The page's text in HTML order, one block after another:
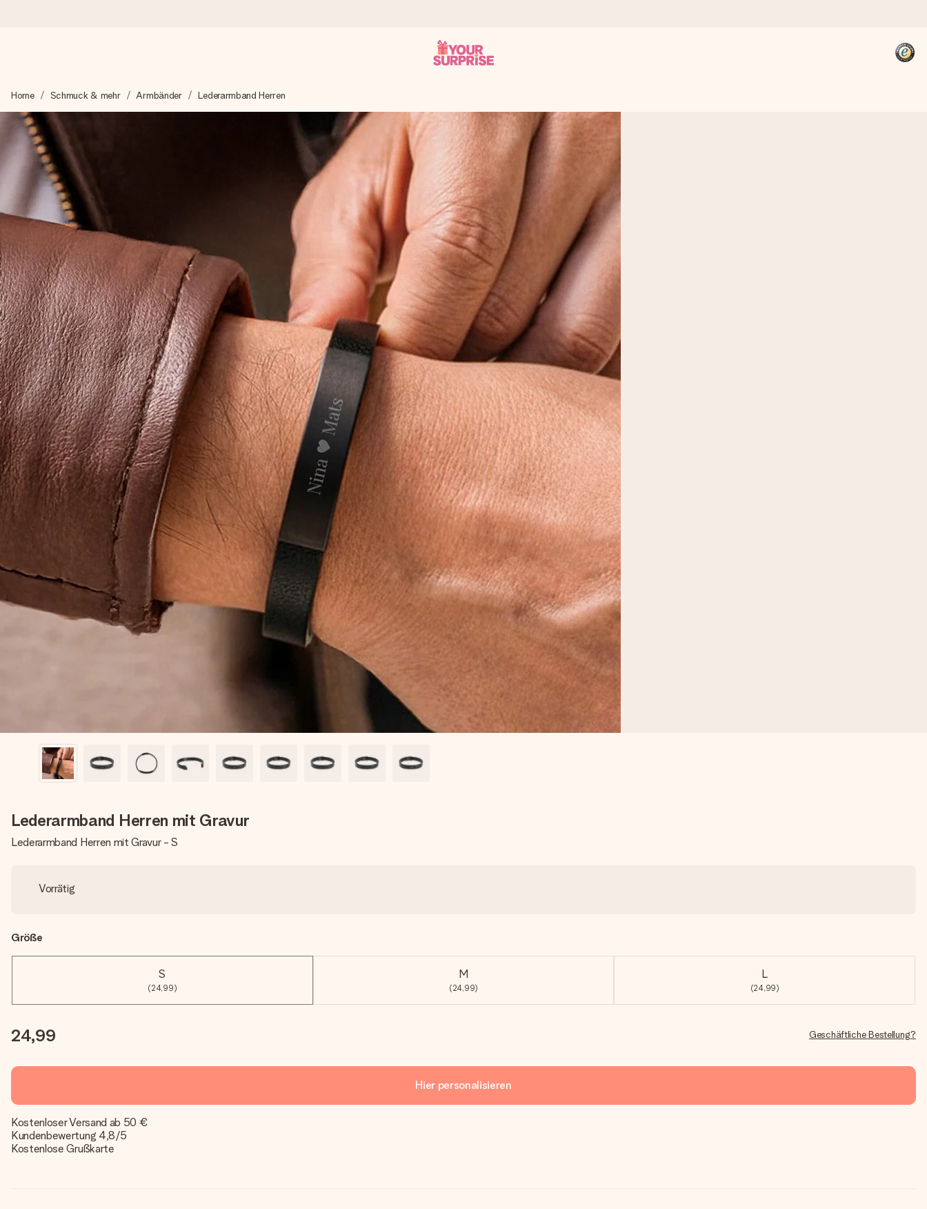
Wir bereiten dein Geschenk sorgfältig vor und schicken es blitzschnell – damit du es genau zum richtigen Zeitpunkt überreichen kannst, wenn es am meisten
zählt.
4,8 (basierend auf +15.000 Bewertungen)
Unsere Geschenke begeistern. Kunden bewerten uns mit 4,8 bei Google Reviews (Gesamtergebnis aller Länder, in die wir versenden).
+49 39292 929695
Montag - Freitag : 8:30 - 17:00 Uhr
Samstag - Sonntag : 8:30 - 13:00 Uhr
Home Schmuck & mehr Armbänder Lederarmband Herren
Lederarmband Herren mit Gravur
Lederarmband Herren mit Gravur - S
Vorrätig
Größe
S
(24,99)
M
(24,99)
L
(24,99)
24,99 Geschäftliche Bestellung?
Hier personalisieren
Kostenloser Versand ab 50 €
Kundenbewertung 4,8/5
Kostenlose Grußkarte